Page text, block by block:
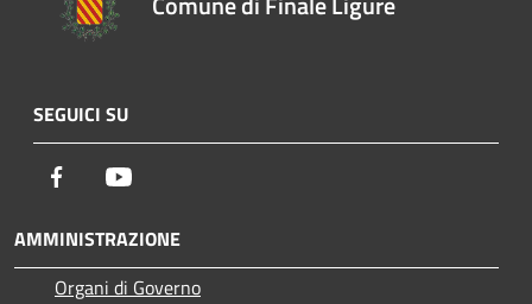
SEGUICI SU
Facebook
AMMINISTRAZIONE
Organi di Governo